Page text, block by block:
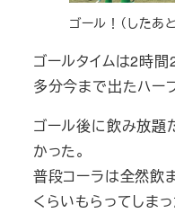
ゴール！（したあ
ゴールタイムは2時間
多分今まで出たハー
ゴール後に飲み放題
かった。
普段コーラは全然飲
くらいもらってしま